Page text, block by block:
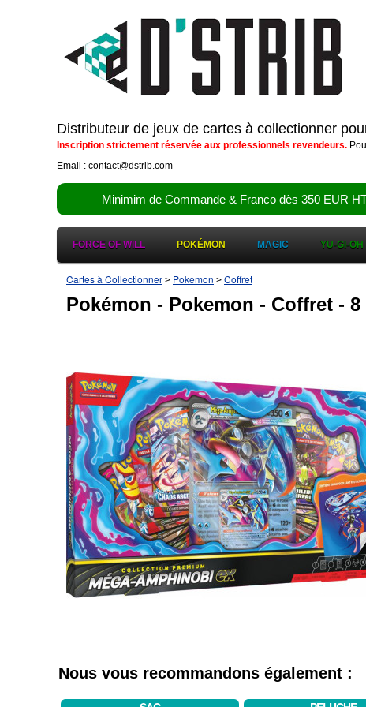
Distributeur de jeux de cartes à collectionner
Inscription strictement réservée aux professionnels revendeurs.
Email : contact@dstrib.com
Minimim de Commande & Franco dès 350 EUR
FORCE OF WILL POKÉMON MAGIC YU-GI-OH
Cartes à Collectionner > Pokemon > Coffret
Pokémon - Pokemon - Coffret -
Nous vous recommandons également :